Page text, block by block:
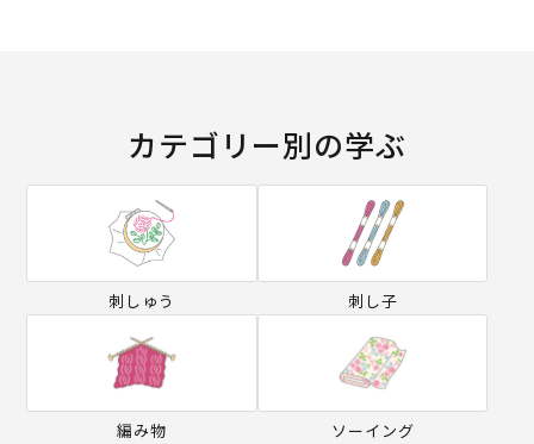
カテゴリー別の学ぶ
刺しゅう 刺し子
編み物 ソーイング